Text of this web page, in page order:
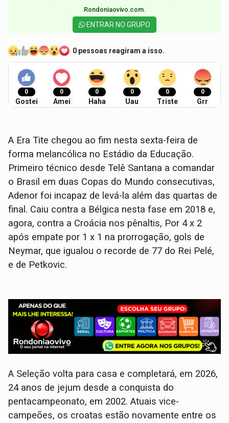
Rondoniaovivo.com.​
ENTRAR NO GRUPO
0 pessoas reagiram a isso.
0
Gostei
0
Amei
0
Haha
0
Uau
0
Triste
0
Grr
A Era Tite chegou ao fim nesta sexta-feira de
forma melancólica no Estádio da Educação.
Primeiro técnico desde Telê Santana a comandar
o Brasil em duas Copas do Mundo consecutivas,
Adenor foi incapaz de levá-la além das quartas de
final. Caiu contra a Bélgica nesta fase em 2018 e,
agora, contra a Croácia nos pênaltis, Por 4 x 2
após empate por 1 x 1 na prorrogação, gols de
Neymar, que igualou o recorde de 77 do Rei Pelé,
e de Petkovic.
A Seleção volta para casa e completará, em 2026,
24 anos de jejum desde a conquista do
pentacampeonato, em 2002. Atuais vice-
campeões, os croatas estão novamente entre os